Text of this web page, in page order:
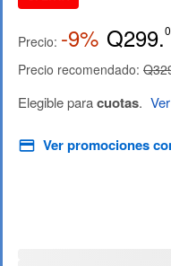
Precio: -9% Q299.
Precio recomendado:
Elegible paracuotas.
Ver promociones